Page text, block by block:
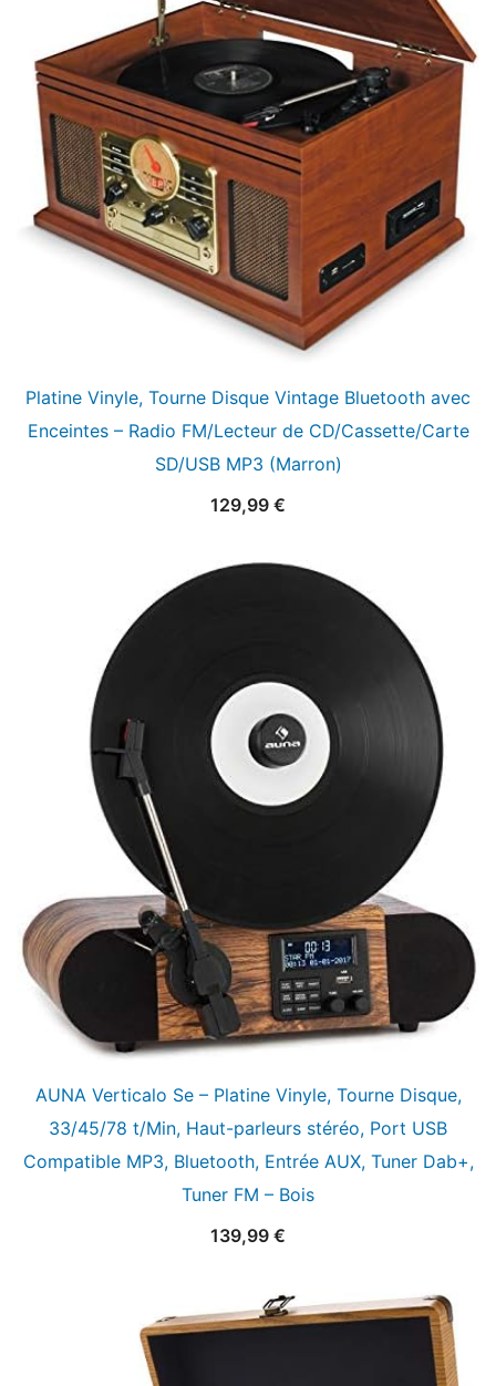
Platine Vinyle, Tourne Disque Vintage Bluetooth avec
Enceintes – Radio FM/Lecteur de CD/Cassette/Carte
SD/USB MP3 (Marron)
129,99 €
AUNA Verticalo Se – Platine Vinyle, Tourne Disque,
33/45/78 t/Min, Haut-parleurs stéréo, Port USB
Compatible MP3, Bluetooth, Entrée AUX, Tuner Dab+,
Tuner FM – Bois
139,99 €